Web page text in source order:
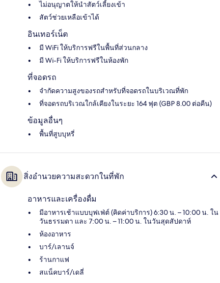
ไม่อนุญาตให้นำสัตว์เลี้ยงเข้า
สัตว์ช่วยเหลือเข้าได้
อินเทอร์เน็ต
มี WiFi ให้บริการฟรีในพื้นที่ส่วนกลาง
มี Wi-Fi ให้บริการฟรีในห้องพัก
ที่จอดรถ
จำกัดความสูงของรถสำหรับที่จอดรถในบริเวณที่พัก
ที่จอดรถบริเวณใกล้เคียงในระยะ 164 ฟุต (GBP 8.00 ต่อคืน)
ข้อมูลอื่นๆ
พื้นที่สูบบุหรี่
สิ่งอำนวยความสะดวกในที่พัก
อาหารและเครื่องดื่ม
มีอาหารเช้าแบบบุฟเฟ่ต์ (คิดค่าบริการ) 6:30 น. – 10:00 น. ใน
วันธรรมดา และ 7:00 น. – 11:00 น. ในวันสุดสัปดาห์
ห้องอาหาร
บาร์/เลานจ์
ร้านกาแฟ
สแน็คบาร์/เดลี่